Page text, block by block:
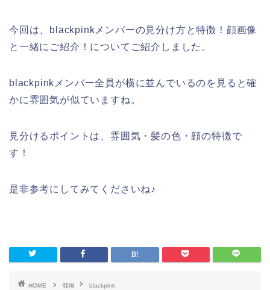
今回は、blackpinkメンバーの見分け方と特徴！顔画像
と一緒にご紹介！についてご紹介しました。
blackpinkメンバー全員が横に並んでいるのを見ると確
かに雰囲気が似ていますね。
見分けるポイントは、雰囲気・髪の色・顔の特徴で
す！
是非参考にしてみてくださいね♪
HOME 韓国
blackpink